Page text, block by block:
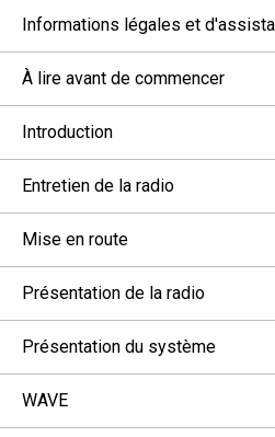
Informations légales et
À lire avant de commencer
Introduction
Entretien de la radio
Mise en route
Présentation de la radio
Présentation du système
WAVE